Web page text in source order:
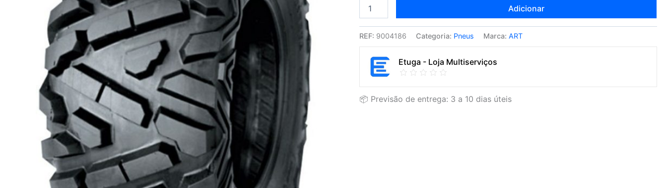
SxS
Adicionar
REF: 9004186 Categoria: Pneus Marca:ART
Etuga - Loja Multiserviços
📦 Previsão de entrega: 3 a 10 dias úteis